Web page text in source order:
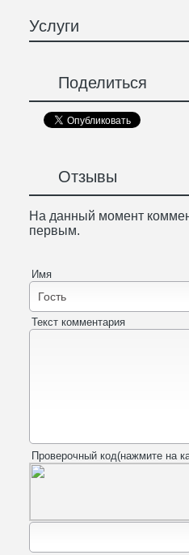
Услуги
Поделиться
Отзывы
На данный момент
первым.
Имя
Текст комментария
Проверочный код(нажмите на